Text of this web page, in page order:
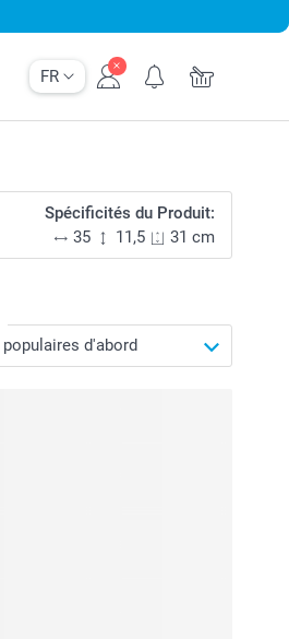
FR
Spécificités du Produit:
35
11,5 31 cm